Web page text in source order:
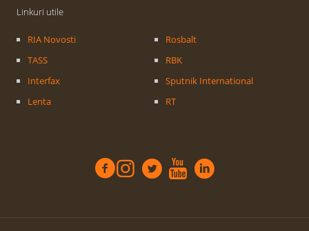
Linkuri utile
RIA Novosti
TASS
Interfax
Lenta
Rosbalt
RBK
Sputnik International
RT